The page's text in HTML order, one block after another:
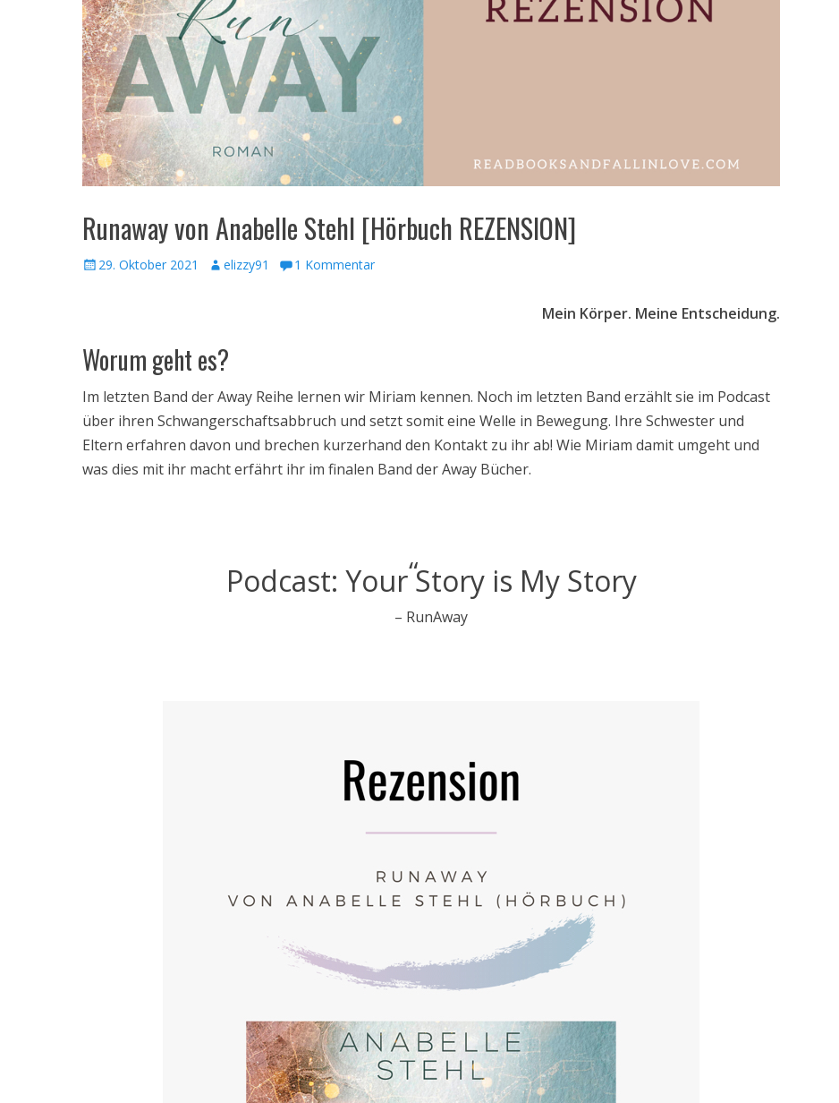
Runaway von Anabelle Stehl [Hörbuch REZENSION]
Veröffentlicht
29. Oktober 2021 Autorelizzy91 1 Kommentar
Mein Körper. Meine Entscheidung.
Worum geht es?
Im letzten Band der Away Reihe lernen wir Miriam kennen. Noch im letzten Band erzählt sie im Podcast
über ihren Schwangerschaftsabbruch und setzt somit eine Welle in Bewegung. Ihre Schwester und
Eltern erfahren davon und brechen kurzerhand den Kontakt zu ihr ab! Wie Miriam damit umgeht und
was dies mit ihr macht erfährt ihr im finalen Band der Away Bücher.
Podcast: Your Story is My Story
– RunAway